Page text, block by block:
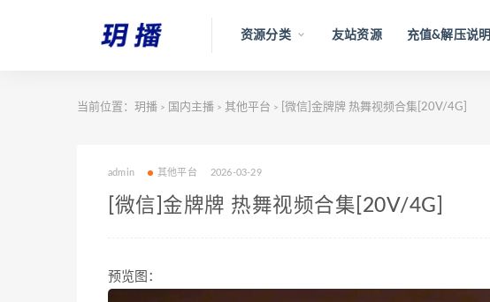
资源分类 友站资源 充值&解压说明
当前位置： 玥播 > 国内主播 > 其他平台 > [微信]金牌牌 热舞视频合集[20V/4G]
admin 其他平台 2026-03-29
[微信]金牌牌 热舞视频合集[20V/4G]
预览图：